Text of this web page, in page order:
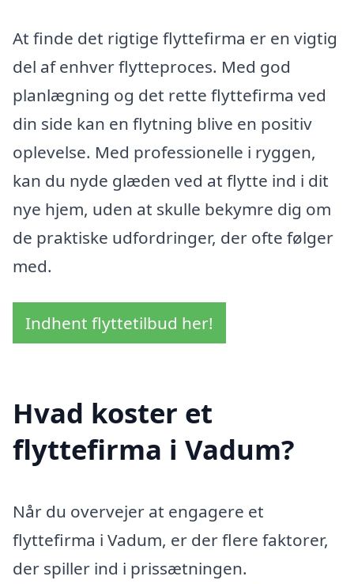
At finde det rigtige flyttefirma er en vigtig
del af enhver flytteproces. Med god
planlægning og det rette flyttefirma ved
din side kan en flytning blive en positiv
oplevelse. Med professionelle i ryggen,
kan du nyde glæden ved at flytte ind i dit
nye hjem, uden at skulle bekymre dig om
de praktiske udfordringer, der ofte følger
med.
Indhent flyttetilbud her!
Hvad koster et
flyttefirma i Vadum?
Når du overvejer at engagere et
flyttefirma i Vadum, er der flere faktorer,
der spiller ind i prissætningen.